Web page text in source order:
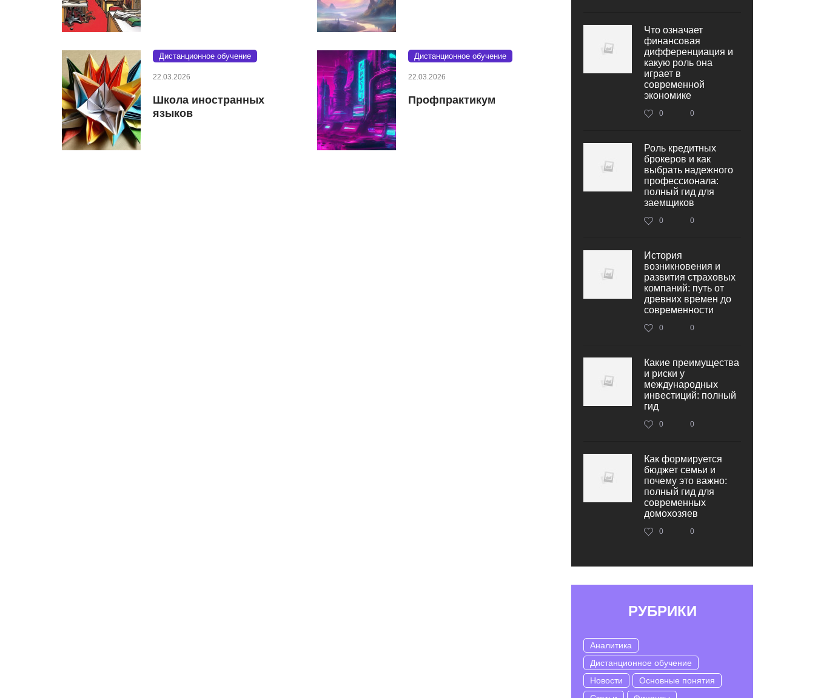
Дистанционное обучение
22.03.2026
Школа иностранных
языков
Дистанционное обучение
22.03.2026
Профпрактикум
Что означает
финансовая
дифференциация и
какую роль она
играет в
современной
экономике
0 0
Роль кредитных
брокеров и как
выбрать надежного
профессионала:
полный гид для
заемщиков
0 0
История
возникновения и
развития страховых
компаний: путь от
древних времен до
современности
0 0
Какие преимущества
и риски у
международных
инвестиций: полный
гид
0 0
Как формируется
бюджет семьи и
почему это важно:
полный гид для
современных
домохозяев
0 0
РУБРИКИ
Аналитика
Дистанционное обучение
Новости
Основные понятия